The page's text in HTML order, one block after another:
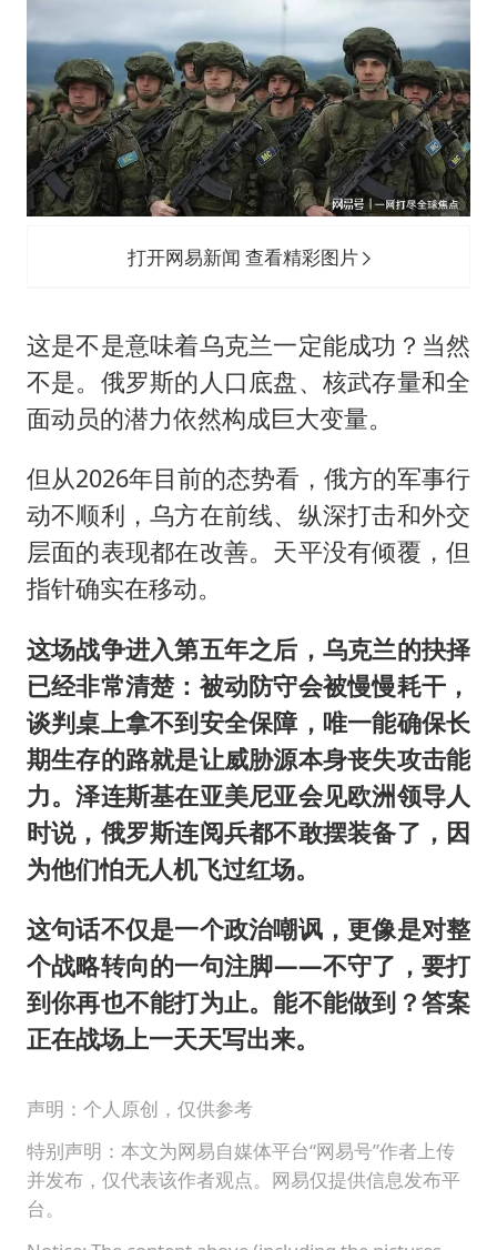
打开网易新闻 查看精彩图片
这是不是意味着乌克兰一定能成功？当然
不是。俄罗斯的人口底盘、核武存量和全
面动员的潜力依然构成巨大变量。
但从2026年目前的态势看，俄方的军事行
动不顺利，乌方在前线、纵深打击和外交
层面的表现都在改善。天平没有倾覆，但
指针确实在移动。
这场战争进入第五年之后，乌克兰的抉择
已经非常清楚：被动防守会被慢慢耗干，
谈判桌上拿不到安全保障，唯一能确保长
期生存的路就是让威胁源本身丧失攻击能
力。泽连斯基在亚美尼亚会见欧洲领导人
时说，俄罗斯连阅兵都不敢摆装备了，因
为他们怕无人机飞过红场。
这句话不仅是一个政治嘲讽，更像是对整
个战略转向的一句注脚——不守了，要打
到你再也不能打为止。能不能做到？答案
正在战场上一天天写出来。
声明：个人原创，仅供参考
特别声明：本文为网易自媒体平台“网易号”作者上传
并发布，仅代表该作者观点。网易仅提供信息发布平
台。